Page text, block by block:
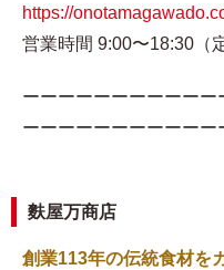
https://
営業時間 9:00〜18:30（
ーーーーーーーーーー
ーーーーーーーーーーー
麩屋万商店
創業113年の伝統食材を